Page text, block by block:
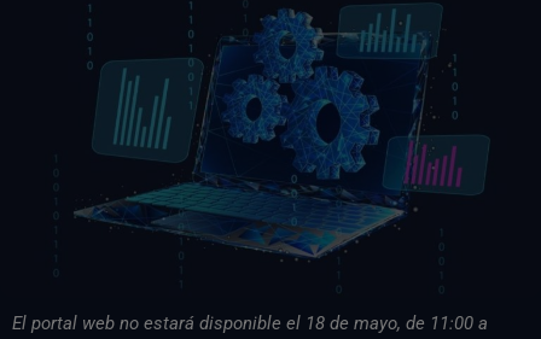
El portal web no estará disponible el 18 de mayo, de 11:00 a